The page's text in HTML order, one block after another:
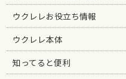
ウクレレお役立ち情報
ウクレレ本体
知ってると便利